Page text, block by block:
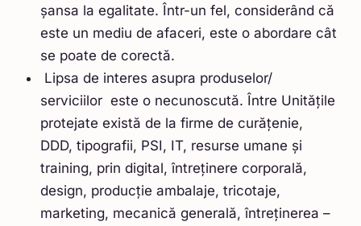
șansa la egalitate. Într-un fel, considerând că
este un mediu de afaceri, este o abordare cât
se poate de corectă.
Lipsa de interes asupra produselor/
serviciilor este o necunoscută. Între Unitățile
protejate există de la firme de curățenie,
DDD, tipografii, PSI, IT, resurse umane și
training, prin digital, întreținere corporală,
design, producție ambalaje, tricotaje,
marketing, mecanică generală, întreținerea –